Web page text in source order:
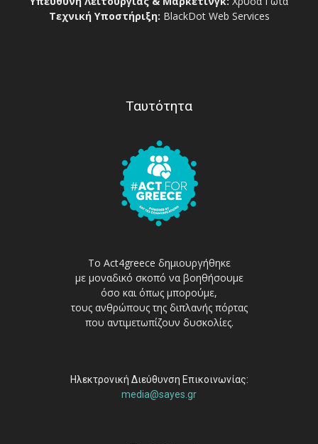
Τεχνική Υποστήριξη: BlackDot Web Services
Ταυτότητα
Το Act4greece δημιουργήθηκε
με μοναδικό σκοπό να βοηθήσουμε
όσο και όπως μπορούμε,
τους ανθρώπους της διπλανής πόρτας
που αντιμετωπίζουν δυσκολίες.
Ηλεκτρονική Διεύθυνση Επικοινωνίας:
media@sayes.gr